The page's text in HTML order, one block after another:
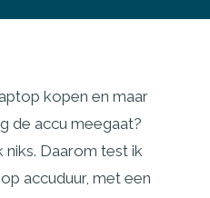
kopen en maar
de accu meegaat?
Daarom test ik
accuduur, met een